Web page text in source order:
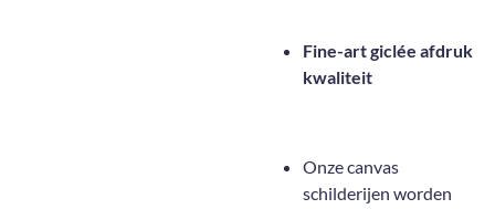
Fine-art giclée afdruk
kwaliteit
Onze canvas
schilderijen worden